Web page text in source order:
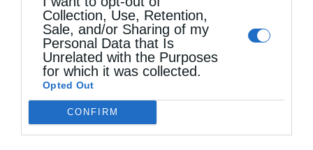
Collection, Use, Retention,
Sale, and/or Sharing of my
Personal Data that Is
Unrelated with the Purposes
for which it was collected.
Opted Out
CONFIRM